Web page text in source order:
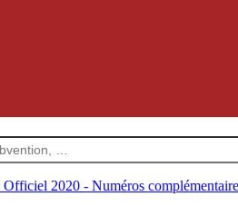
Officiel 2020 - Numéros